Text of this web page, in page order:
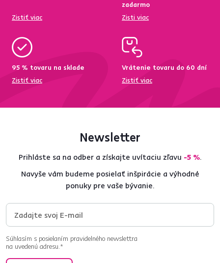
Zistiť viac
zadarmo
Zisti viac
95 % tovaru na sklade
Zistiť viac
Vrátenie tovaru do 60 dní
Zistiť viac
Newsletter
Prihláste sa na odber a získajte uvítaciu zľavu -5 %.
Navyše vám budeme posielať inšpirácie a výhodné
ponuky pre vaše bývanie.
Súhlasím s posielaním pravidelného newslettra
na uvedenú adresu.*